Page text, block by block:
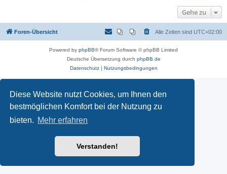
Diese Website nutzt Cookies, um Ihnen den
bestmöglichen Komfort bei der Nutzung zu
bieten. Mehr erfahren
Verstanden!
Gehe zu
Foren-Übersicht Alle Zeiten sind UTC+02:00
Powered by phpBB® Forum Software © phpBB Limited
Deutsche Übersetzung durch phpBB.de
Datenschutz| Nutzungsbedingungen